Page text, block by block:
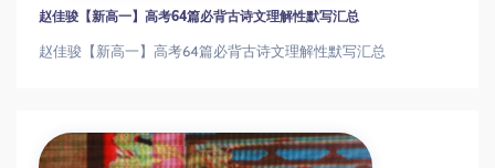
赵佳骏【新高一】高考64篇必背古诗文理解性默写汇总
赵佳骏【新高一】高考64篇必背古诗文理解性默写汇总